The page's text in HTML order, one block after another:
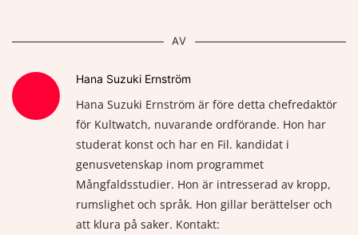
AV
Hana Suzuki Ernström
Hana Suzuki Ernström är före detta chefredaktör
för Kultwatch, nuvarande ordförande. Hon har
studerat konst och har en Fil. kandidat i
genusvetenskap inom programmet
Mångfaldsstudier. Hon är intresserad av kropp,
rumslighet och språk. Hon gillar berättelser och
att klura på saker. Kontakt: